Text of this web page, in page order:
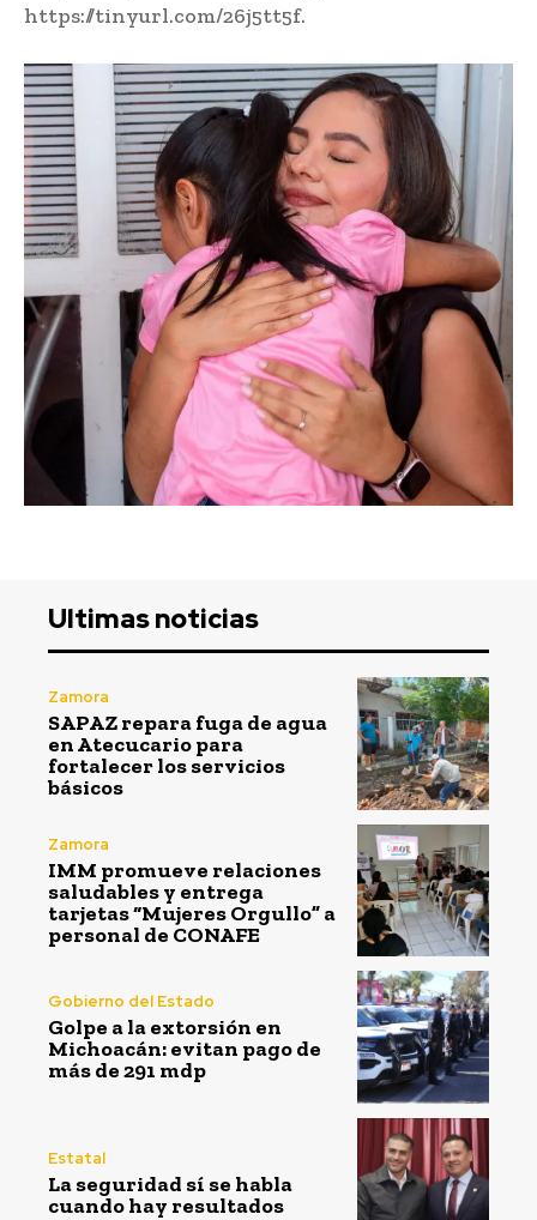
https://tinyurl.com/26j5tt5f.
Ultimas noticias
Zamora
SAPAZ repara fuga de agua
en Atecucario para
fortalecer los servicios
básicos
Zamora
IMM promueve relaciones
saludables y entrega
tarjetas “Mujeres Orgullo” a
personal de CONAFE
Gobierno del Estado
Golpe a la extorsión en
Michoacán: evitan pago de
más de 291 mdp
Estatal
La seguridad sí se habla
cuando hay resultados